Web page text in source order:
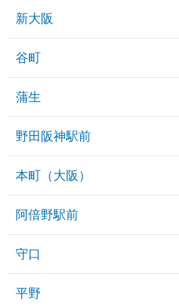
新大阪
谷町
蒲生
野田阪神駅前
本町（大阪）
阿倍野駅前
守口
平野